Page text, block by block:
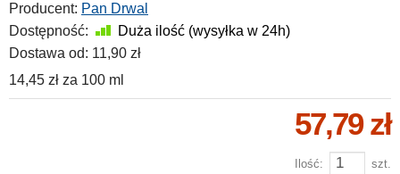
Producent: Pan Drwal
Dostępność:
Duża ilość (wysyłka w 24h)
Dostawa od: 11,90 zł
14,45 zł za 100 ml
57,79 zł
Ilość: szt.